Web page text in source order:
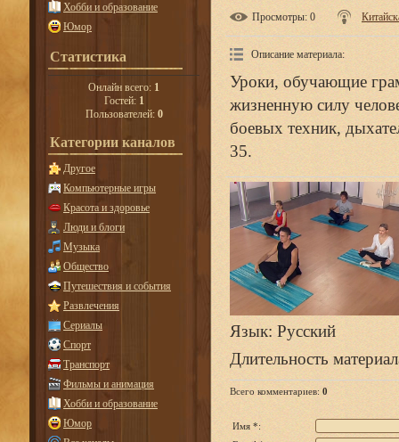
Хобби и образование
Юмор
Статистика
Онлайн всего: 1
Гостей: 1
Пользователей: 0
Категории каналов
Другое
Компьютерные игры
Красота и здоровье
Люди и блоги
Музыка
Общество
Путешествия и события
Развлечения
Сериалы
Спорт
Транспорт
Фильмы и анимация
Хобби и образование
Юмор
Просмотры: 0
Описание материала:
Уроки, обучающие
жизненную силу
боевых техник,
35.
Язык: Русский
Длительность
Всего комментариев: 0
Имя *: